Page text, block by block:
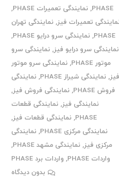
PHASE
, نمایندگی تعمیرات PHASE
,
تعمیرات فیز, نمایندگی تهران
PHASE
, نمایندگی سرو درایو PHASE
,
نمایندگی سرو درایو فیز, نمایندگی سرو
موتور PHASE
, نمایندگی سرو موتور
فیز, نمایندگی شیراز PHASE , نمایندگی
فروش PHASE
, نمایندگی فروش فیز,
نمایندگی فیز, نمایندگی قطعات
PHASE
, نمایندگی قطعات فیز,
نمایندگی مرکزی PHASE
, نمایندگی
مرکزی فیز, نمایندگی مشهد PHASE
,
واردات PHASE
, واردات برد PHASE
بدون دیدگاه